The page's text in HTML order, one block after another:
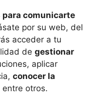
para comunicarte
por su web, del
acceder a tu
de gestionar
aplicar
conocer la
entre otros.